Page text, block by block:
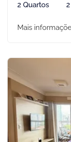
2 Quartos
Mais